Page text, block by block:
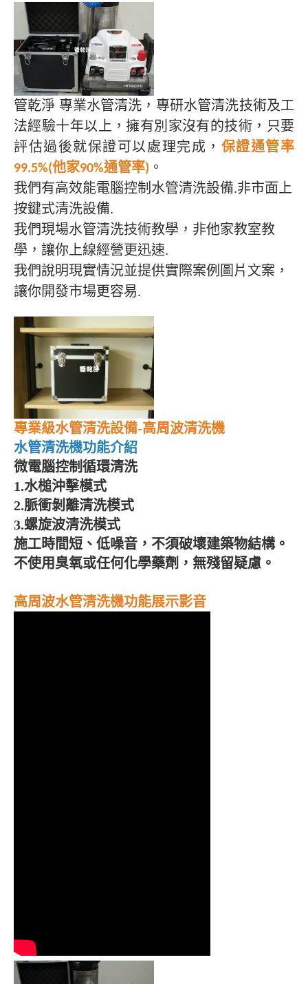
管乾淨 專業水管清洗，專研水管清洗技術及工
法經驗十年以上，擁有別家沒有的技術，只要
評估過後就保證可以處理完成， 保證通管率
99.5%(他家90%通管率) 。
我們有高效能電腦控制水管清洗設備.非市面上
按鍵式清洗設備.
我們現場水管清洗技術教學，非他家教室教
學，讓你上線經營更迅速.
我們說明現實情況並提供實際案例圖片文案，
讓你開發市場更容易.
專業級水管清洗設備-高周波清洗機
水管清洗機功能介紹
微電腦控制循環清洗
1.水槌沖擊模式
2.脈衝剝離清洗模式
3.螺旋波清洗模式
施工時間短、低噪音，不須破壞建築物結構。
不使用臭氧或任何化學藥劑，無殘留疑慮。
高周波水管清洗機功能展示影音